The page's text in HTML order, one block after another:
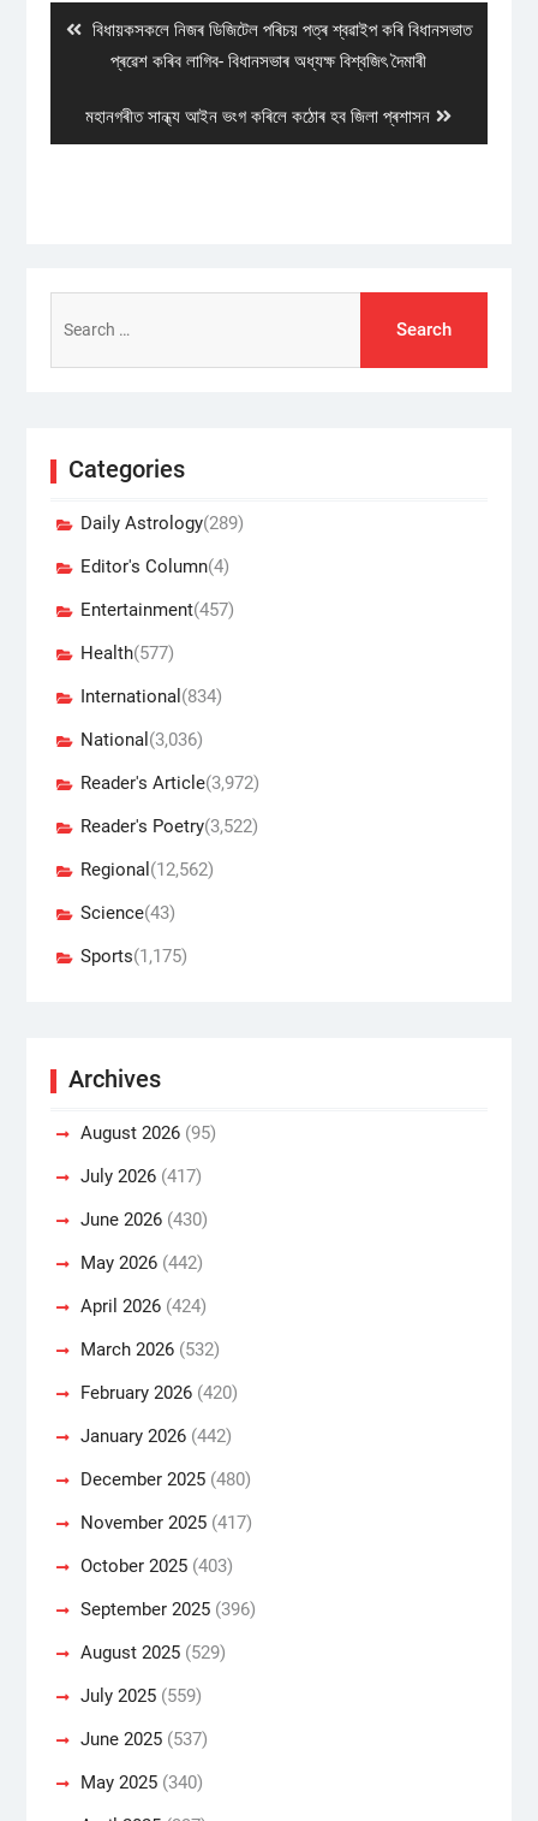
Previous
post:
বিধায়কসকলে নিজৰ ডিজিটেল পৰিচয় পত্ৰ শ্বৱাইপ কৰি বিধানসভাত
প্ৰৱেশ কৰিব লাগিব- বিধানসভাৰ অধ্যক্ষ বিশ্বজিৎ দৈমাৰী
Next
post:
মহানগৰীত সান্ধ্য আইন ভংগ কৰিলে কঠোৰ হব জিলা প্ৰশাসন
for:
Categories
Daily Astrology(289)
Editor's Column(4)
Entertainment(457)
Health(577)
International (834)
National (3,036)
Reader's Article(3,972)
Reader's Poetry(3,522)
Regional (12,562)
Science(43)
Sports(1,175)
Archives
August 2026(95)
July 2026(417)
June 2026(430)
May 2026(442)
April 2026(424)
March 2026(532)
February 2026(420)
January 2026(442)
December 2025(480)
November 2025(417)
October 2025(403)
September 2025(396)
August 2025(529)
July 2025(559)
June 2025(537)
May 2025(340)